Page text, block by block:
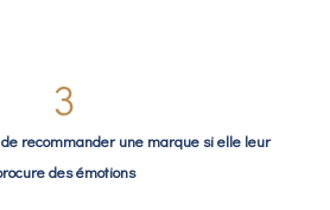
3
recommander une marque si elle leur
des émotions